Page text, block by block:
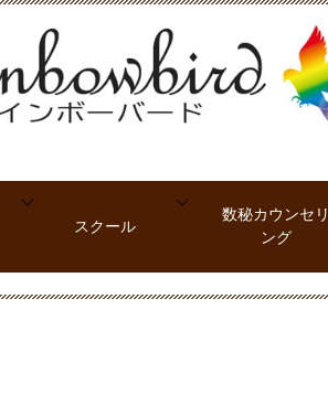
スクール
数秘カウンセリ
ング